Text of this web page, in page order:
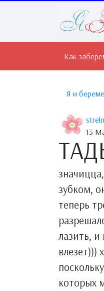
Как
Я и
13
зубком,
теперь
лазить, и
которых